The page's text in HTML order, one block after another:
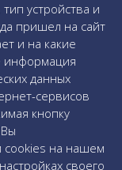
данных
персональных
устройства и
пришел на сайт
и на какие
информация
данных
сервисов
кнопку
cookies на нашем
своего